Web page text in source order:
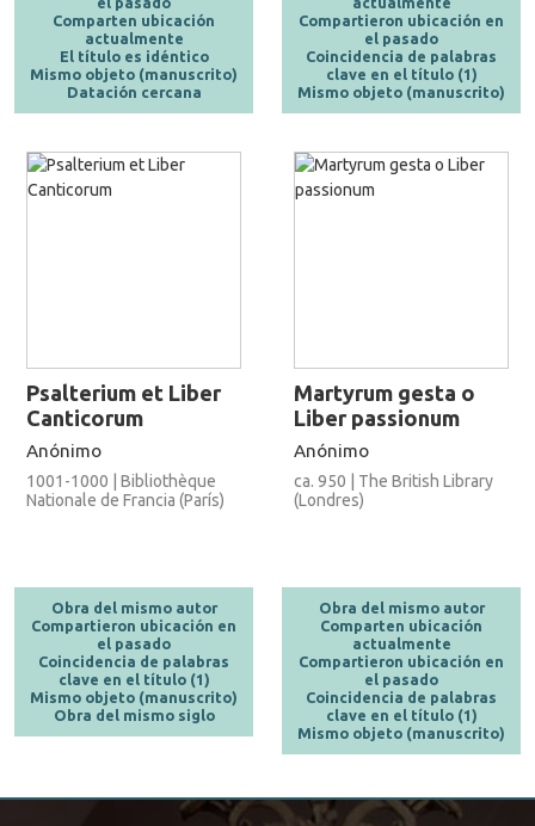
Comparten ubicación
actualmente
El título es idéntico
Mismo objeto (manuscrito)
Datación cercana
Compartieron ubicación en
el pasado
Coincidencia de palabras
clave en el título (1)
Mismo objeto (manuscrito)
Psalterium et Liber
Canticorum
Anónimo
1001-1000 | Bibliothèque
Nationale de Francia (París)
Obra del mismo autor
Compartieron ubicación en
el pasado
Coincidencia de palabras
clave en el título (1)
Mismo objeto (manuscrito)
Obra del mismo siglo
Martyrum gesta o
Liber passionum
Anónimo
ca. 950 | The British Library
(Londres)
Obra del mismo autor
Comparten ubicación
actualmente
Compartieron ubicación en
el pasado
Coincidencia de palabras
clave en el título (1)
Mismo objeto (manuscrito)